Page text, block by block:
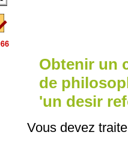
Obtenir un
de
'un desir
Vous devez